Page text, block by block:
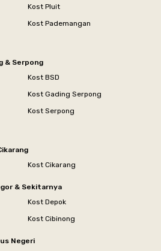
Kost Pluit
Kost Pademangan
& Serpong
Kost BSD
Kost Gading Serpong
Kost Serpong
Kost Cikarang
& Sekitarnya
Kost Depok
Kost Cibinong
Negeri